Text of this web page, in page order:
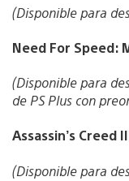
(Disponible para
Need For Speed:
(Disponible para
de PS Plus con
Assassin’s Creed
(Disponible para